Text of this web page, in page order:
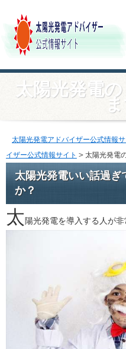
太陽光発電
太陽光発電アドバイザー公式情報サ
イザー公式情報サイト ＞ 太陽光発電
太陽光発電いい話過ぎ
か？
太陽光発電を導入する人が非